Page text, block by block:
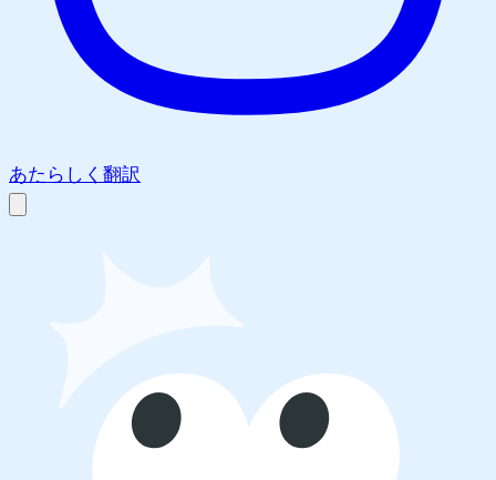
あたらしく翻訳